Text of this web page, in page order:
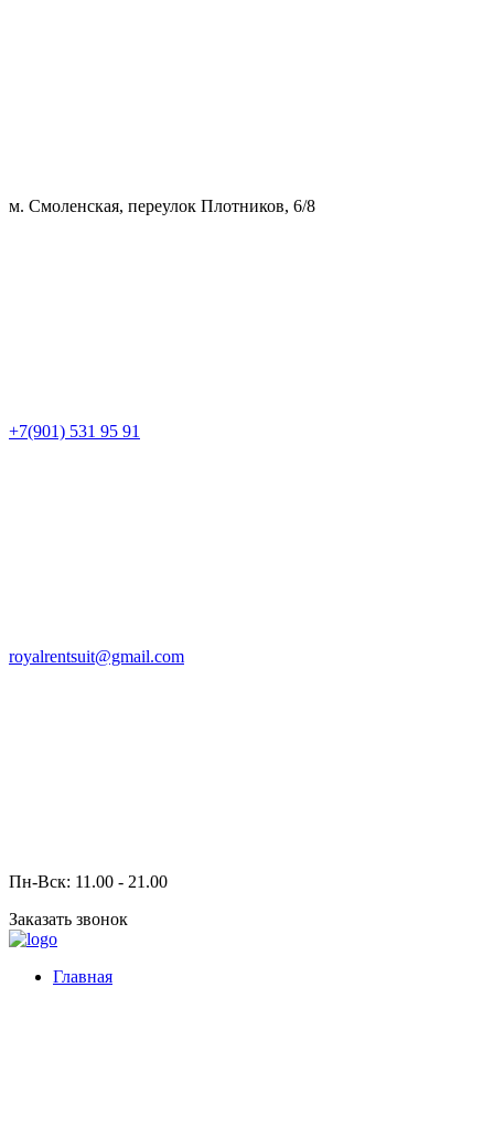
м. Смоленская, переулок Плотников, 6/8
+7(901) 531 95 91
royalrentsuit@gmail.com
Пн-Вск: 11.00 - 21.00
Заказать звонок
Главная